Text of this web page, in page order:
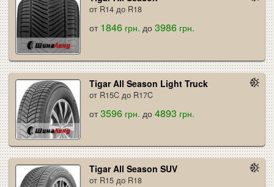
от R14 до R18
от 1846 грн. до3986 грн.
Tigar All Season Light Truck
от R15C до R17C
от3596 грн. до4893 грн.
Tigar All Season SUV
от R15 до R18